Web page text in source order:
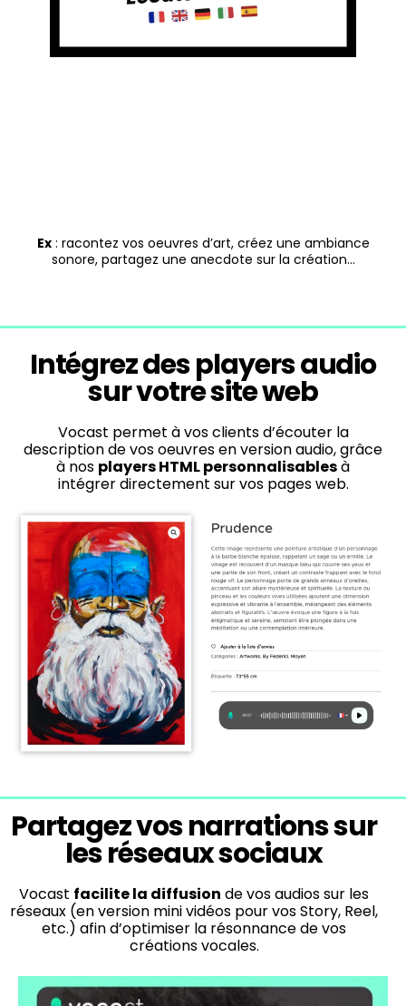
Ex: racontez vos oeuvres d’art, créez une ambiance
sonore, partagez une anecdote sur la création…
Intégrez des players audio
sur votre site web
Vocast permet à vos clients d’écouter la
description de vos oeuvres en version audio, grâce
à nos players HTML personnalisablesà
intégrer directement sur vos pages web.
Partagez vos narrations sur
les réseaux sociaux
Vocast facilite la diffusion de vos audios sur les
réseaux (en version mini vidéos pour vos Story, Reel,
etc.) afin d’optimiser la résonnance de vos
créations vocales.